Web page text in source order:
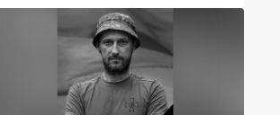
полосу движения